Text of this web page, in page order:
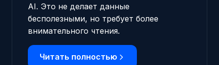
AI. Это не делает данные
бесполезными, но требует более
внимательного чтения.
Читать полностью